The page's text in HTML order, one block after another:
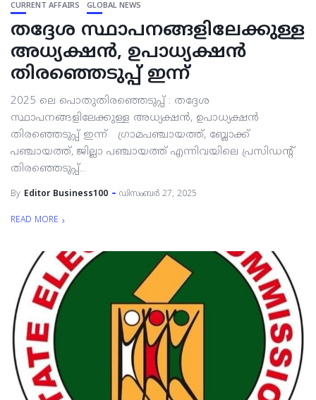
CURRENT AFFAIRS GLOBAL NEWS
തദ്ദേശ സ്ഥാപനങ്ങളിലേക്കുള്ള
അധ്യക്ഷൻ, ഉപാധ്യക്ഷൻ
തിരഞ്ഞെടുപ്പ് ഇന്ന്
2025 ലെ പൊതുതിരഞ്ഞെടുപ്പ് : തദ്ദേശ
സ്ഥാപനങ്ങളിലേക്കുള്ള അധ്യക്ഷൻ, ഉപാധ്യക്ഷൻ
തിരഞ്ഞെടുപ്പ് ഇന്ന് ഗ്രാമപഞ്ചായത്ത്, ബ്ലോക്ക്
പഞ്ചായത്ത്, ജില്ലാ പഞ്ചായത്ത് എന്നിവയിലെ പ്രസിഡന്റ്
തിരഞ്ഞെടുപ്പ്...
By Editor Business100 ഡിസംബർ 27, 2025
READ MORE